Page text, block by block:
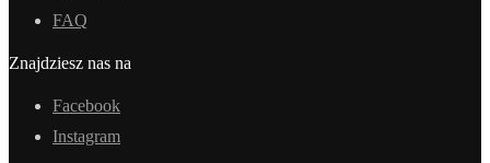
FAQ
Znajdziesz nas na
Facebook
Instagram